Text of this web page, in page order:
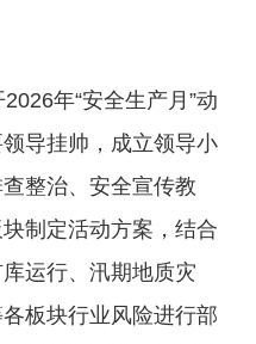
年“安全生产月”动
导挂帅，成立领导小
整治、安全宣传教
制定活动方案，结合
运行、汛期地质灾
板块行业风险进行部